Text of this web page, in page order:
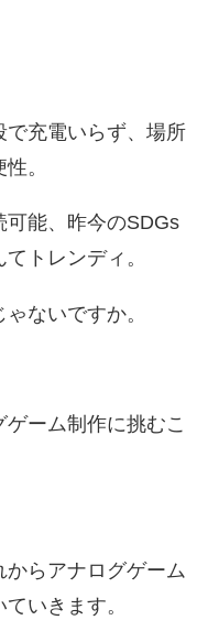
充電いらず、場所
。
能、昨今のSDGs
トレンディ。
ないですか。
ーム制作に挑むこ
らアナログゲーム
いきます。